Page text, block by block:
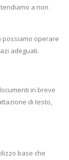
a non
possiamo operare
adeguati.
in breve
di testo,
base che